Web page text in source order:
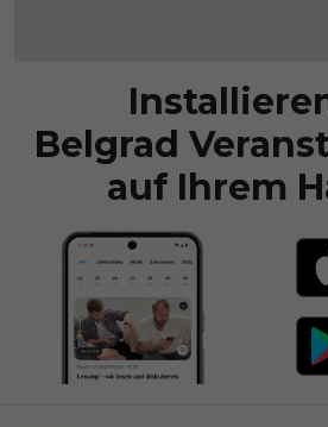
Belgrad
auf Ihrem